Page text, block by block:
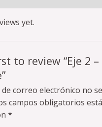
yet.
to review “Eje 2
correo electrónico no
campos obligatorios
*